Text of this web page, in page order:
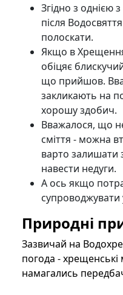
Згідно з однією
після
полоскати.
Якщо в
обіцяє
що прийшов.
закликають на
хорошу здобич.
Вважалося, що
сміття - можна
варто залишати
навести недуги.
А ось якщо
супроводжувати
Природні
Зазвичай на
погода -
намагались